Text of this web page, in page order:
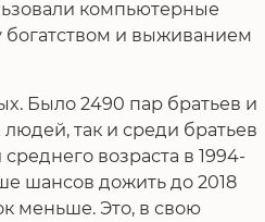
компьютерные
и выживанием
Было 2490 пар братьев и
так и среди братьев
возраста в 1994-
шансов дожить до 2018
меньше. Это, в свою